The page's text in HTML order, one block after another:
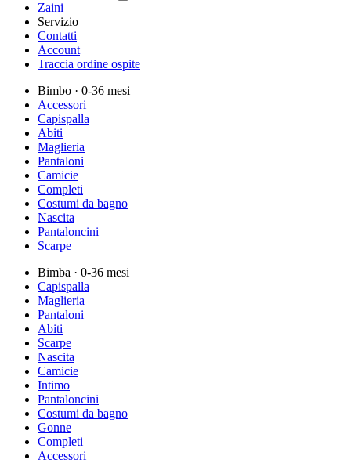
Zaini
Servizio
Contatti
Account
Traccia ordine ospite
Bimbo · 0-36 mesi
Accessori
Capispalla
Abiti
Maglieria
Pantaloni
Camicie
Completi
Costumi da bagno
Nascita
Pantaloncini
Scarpe
Bimba · 0-36 mesi
Capispalla
Maglieria
Pantaloni
Abiti
Scarpe
Nascita
Camicie
Intimo
Pantaloncini
Costumi da bagno
Gonne
Completi
Accessori